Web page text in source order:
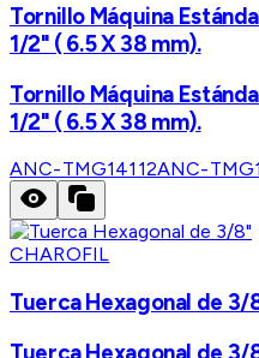
Tornillo Máquina
1/2" ( 6.5 X 38 mm).
Tornillo Máquina
1/2" ( 6.5 X 38 mm).
ANC-TMG14112ANC-
CHAROFIL
Tuerca Hexagonal de 3/
Tuerca Hexagonal de 3/